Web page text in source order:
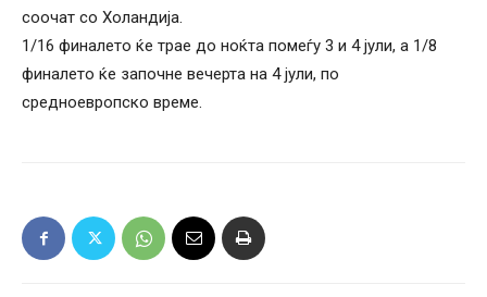
соочат со Холандија.
1/16 финалето ќе трае до ноќта помеѓу 3 и 4 јули, а 1/8
финалето ќе започне вечерта на 4 јули, по
средноевропско време.